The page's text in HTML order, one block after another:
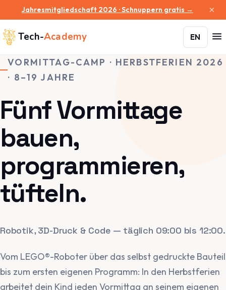
Jahresmitgliedschaft 2026 · Schnuppern gratis → ×
Tech-Academy EN
VORMITTAG-CAMP · HERBSTFERIEN 2026
· 8–19 JAHRE
Fünf Vormittage
bauen,
programmieren,
tüfteln.
Robotik, 3D-Druck & Code — täglich 09:00 bis 12:00.
Vom LEGO®-Roboter über das selbst gedruckte Bauteil
bis zum ersten eigenen Programm: In den Herbstferien
arbeitet dein Kind jeden Vormittag an seinem eigenen